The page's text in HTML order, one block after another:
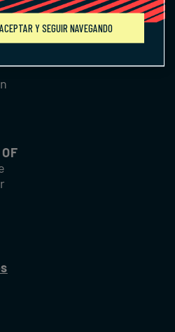
ACEPTAR Y SEGUIR NAVEGANDO